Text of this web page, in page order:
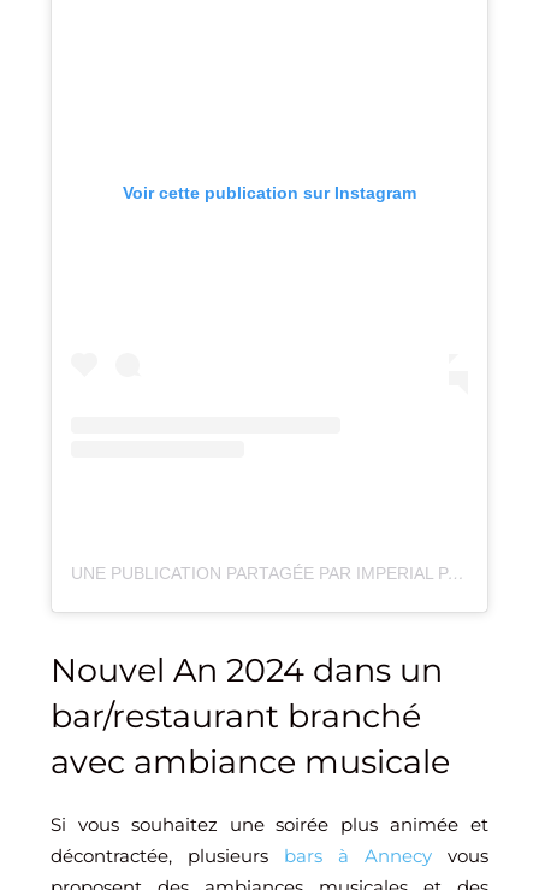
Voir cette publication sur Instagram
UNE PUBLICATION PARTAGÉE PAR IMPERIAL PALACE ANNECY (@IMPERIALPALACEANNECY)
Nouvel An 2024 dans un
bar/restaurant branché
avec ambiance musicale
Si vous souhaitez une soirée plus animée et
décontractée, plusieurs bars à Annecy vous